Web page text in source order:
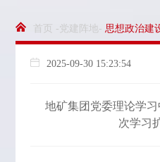
首页 -党建阵地-思想政治建
2025-09-30 15:23:54
地矿集团党委理论学
次学习